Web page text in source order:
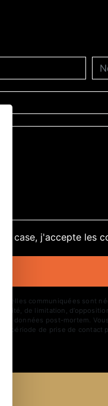
Masquer le
case, j'accepte les
communiquées sont
de limitation,
vos données post-mortem.
la période de prise de